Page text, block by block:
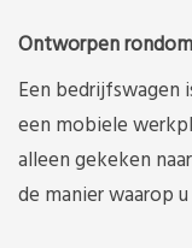
Ontworpen
Een bedrijfswagen
een mobiele
alleen gekeken
de manier waarop